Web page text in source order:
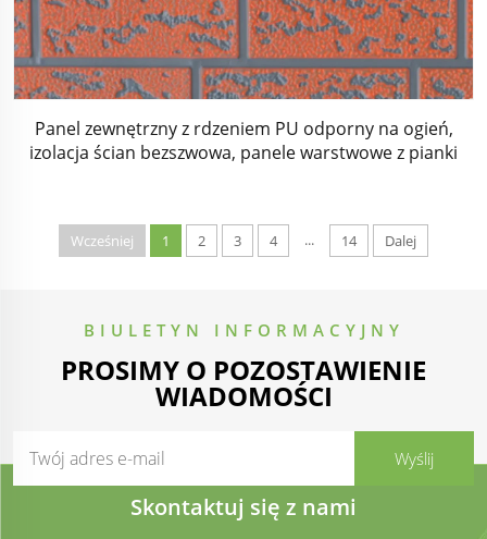
Panel zewnętrzny z rdzeniem PU odporny na ogień,
izolacja ścian bezszwowa, panele warstwowe z pianki
Wcześniej 1 2 3 4 ... 14 Dalej
BIULETYN INFORMACYJNY
PROSIMY O POZOSTAWIENIE
WIADOMOŚCI
Skontaktuj się z nami